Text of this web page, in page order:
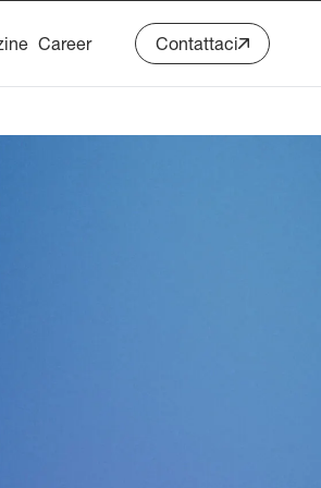
Career Contattaci